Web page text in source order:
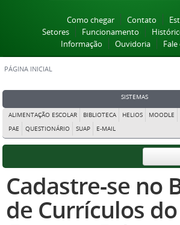
Como chegar Contato
Setores
Funcionamento
Informação
Ouvidoria
PÁGINA INICIAL
SISTEMAS
ALIMENTAÇÃO ESCOLAR BIBLIOTECA HELIOS MOODLE
PAE
QUESTIONÁRIO SUAP E-MAIL
Cadastre-se no
de Currículos do